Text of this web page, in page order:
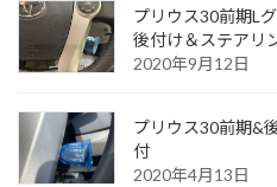
プリウス30前期L
後付け＆ステアリ
2020年9月12日
プリウス30前期&
付
2020年4月13日